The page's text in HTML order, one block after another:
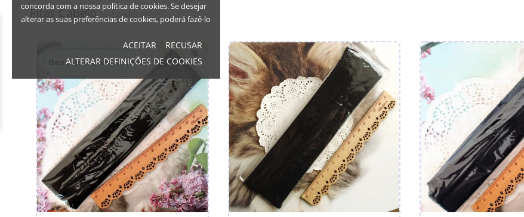
concorda com a nossa política de cookies. Se desejar
alterar as suas preferências de cookies, poderá fazê-lo
ACEITAR
RECUSAR
ALTERAR DEFINIÇÕES DE COOKIES
Fitas Cabelo 12 produtos.
Desconto Quantidade!